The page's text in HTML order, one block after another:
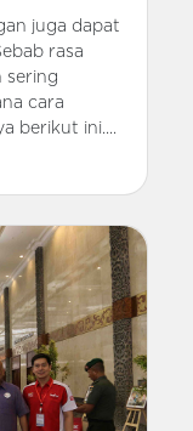
juga dapat
rasa
sering
cara
berikut ini....